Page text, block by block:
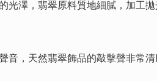
澤，翡翠原料質地細膩，加工拋
，天然翡翠飾品的敲擊聲非常清